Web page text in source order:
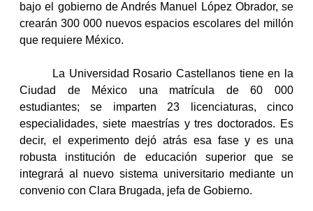
bajo el gobierno de Andrés Manuel López Obrador, se
crearán 300 000 nuevos espacios escolares del millón
que requiere México.
La Universidad Rosario Castellanos tiene en la
Ciudad de México una matrícula de 60 000
estudiantes; se imparten 23 licenciaturas, cinco
especialidades, siete maestrías y tres doctorados. Es
decir, el experimento dejó atrás esa fase y es una
robusta institución de educación superior que se
integrará al nuevo sistema universitario mediante un
convenio con Clara Brugada, jefa de Gobierno.